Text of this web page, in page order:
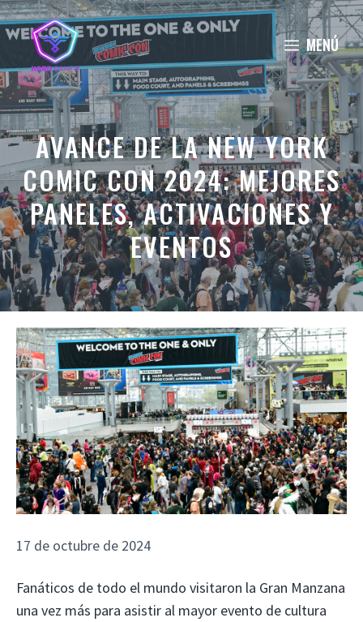
Saltar
al
contenido
MENÚ
AVANCE DE LA NEW YORK
COMIC CON 2024: MEJORES
PANELES, ACTIVACIONES Y
EVENTOS
17 de octubre de 2024
Fanáticos de todo el mundo visitaron la Gran Manzana
una vez más para asistir al mayor evento de cultura